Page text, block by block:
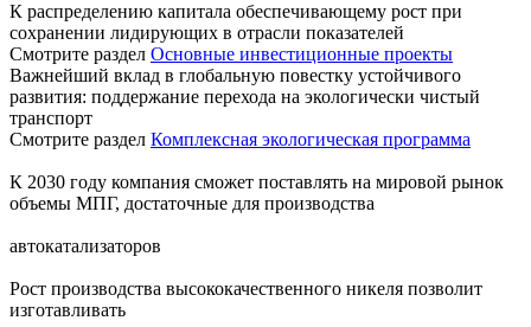
К распределению капитала обеспечивающему рост при
сохранении лидирующих в отрасли показателей
Смотрите раздел Основные инвестиционные проекты
Важнейший вклад в глобальную повестку устойчивого
развития: поддержание перехода на экологически чистый
транспорт
Смотрите раздел Комплексная экологическая программа
К 2030 году компания сможет поставлять на мировой рынок
объемы МПГ, достаточные для производства
автокатализаторов
Рост производства высококачественного никеля позволит
изготавливать